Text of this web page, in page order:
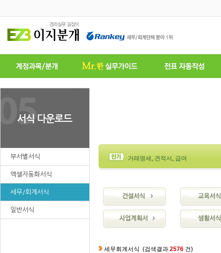
부서별서식
엑셀자동화서식
세무/회계서식
일반서식
거래명세 , 견적서 , 급여
세무회계서식 (검색결과 2576 건)